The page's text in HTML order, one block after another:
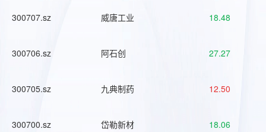
300707.sz 威唐工业 18.48
300706.sz 阿石创 27.27
300705.sz 九典制药 12.50
300700.sz 岱勒新材 18.06